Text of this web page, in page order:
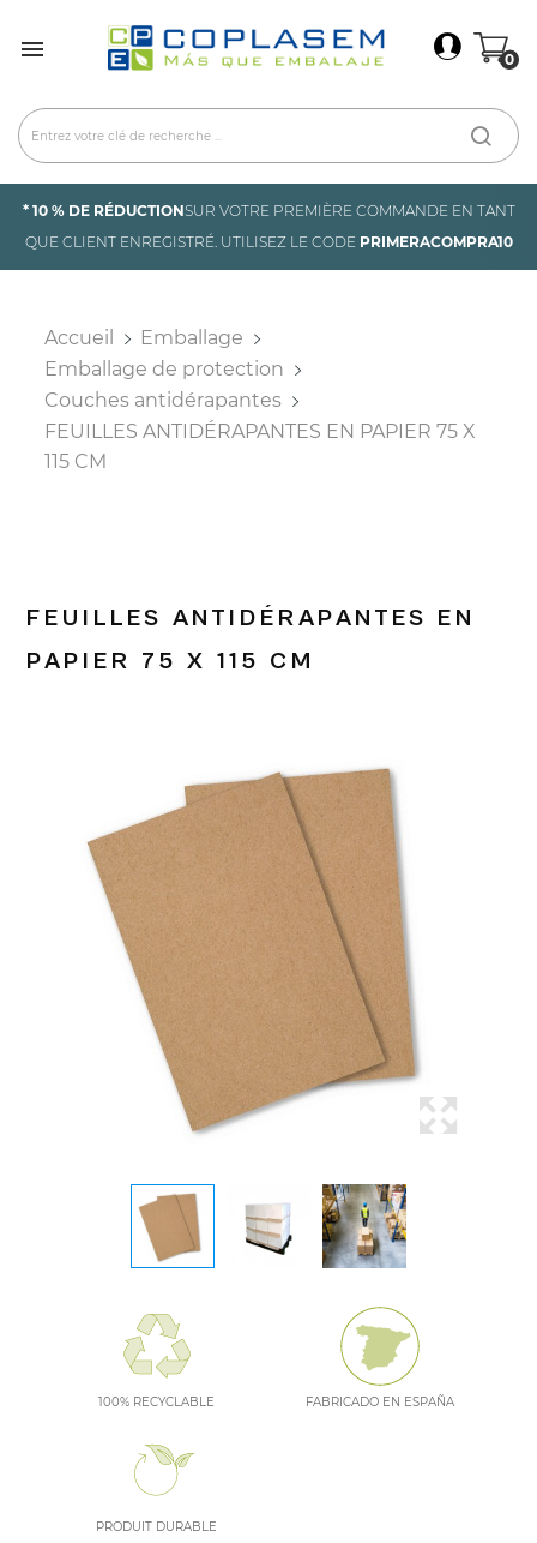
 0
* 10 % DE RÉDUCTIONSUR VOTRE PREMIÈRE COMMANDE EN TANT
QUE CLIENT ENREGISTRÉ. UTILISEZ LE CODE PRIMERACOMPRA10
Accueil
Emballage
Emballage de protection
Couches antidérapantes
FEUILLES ANTIDÉRAPANTES EN PAPIER 75 X
115 CM
FEUILLES ANTIDÉRAPANTES EN
PAPIER 75 X 115 CM
100% RECYCLABLE FABRICADO EN ESPAÑA
PRODUIT DURABLE
Connexion ×
Annuler Connexion